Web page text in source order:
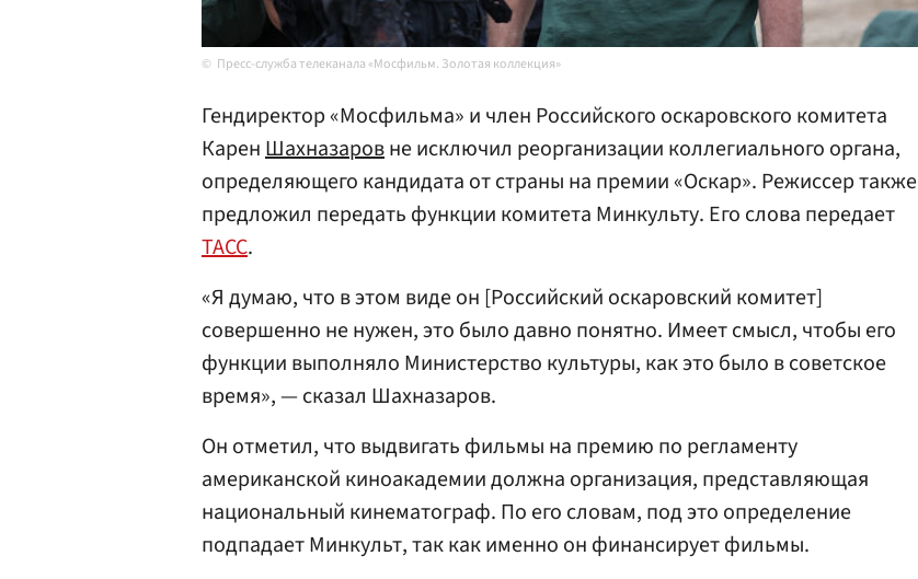
Пресс-служба телеканала «Мосфильм. Золотая коллекция»
Гендиректор «Мосфильма» и член Российского оскаровского комитета
КаренШахназаровне исключил реорганизации коллегиального органа,
определяющего кандидата от страны на премии «Оскар». Режиссер также
предложил передать функции комитета Минкульту. Его слова передает
ТАСС.
«Я думаю, что в этом виде он [Российский оскаровский комитет]
совершенно не нужен, это было давно понятно. Имеет смысл, чтобы его
функции выполняло Министерство культуры, как это было в советское
время», — сказал Шахназаров.
Он отметил, что выдвигать фильмы на премию по регламенту
американской киноакадемии должна организация, представляющая
национальный кинематограф. По его словам, под это определение
подпадает Минкульт, так как именно он финансирует фильмы.